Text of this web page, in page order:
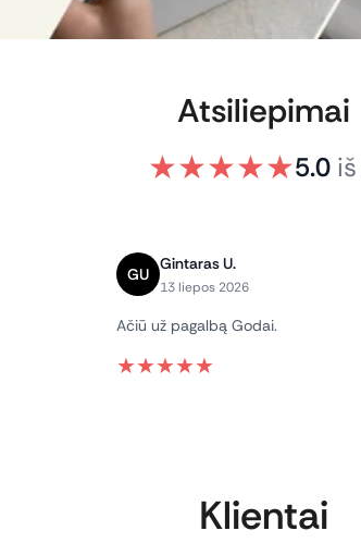
Atsiliepimai
★★★★★5.0 iš
GU
Gintaras U.
13 liepos 2026
Ačiū už pagalbą Godai.
★★★★★
Klientai